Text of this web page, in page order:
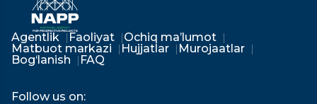
Agentlik Faoliyat
Ochiq ma’lumot
Matbuot markazi
Hujjatlar
Murojaatlar
Bog‘lanish
FAQ
Follow us on: